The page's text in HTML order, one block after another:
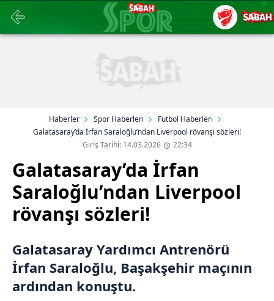
Haberler Spor Haberleri
Futbol Haberleri
Galatasaray’da İrfan Saraloğlu’ndan Liverpool rövanşı sözleri!
Giriş Tarihi: 14.03.2026
22:34
Galatasaray’da İrfan
Saraloğlu’ndan Liverpool
rövanşı sözleri!
Galatasaray Yardımcı Antrenörü
İrfan Saraloğlu, Başakşehir maçının
ardından konuştu.